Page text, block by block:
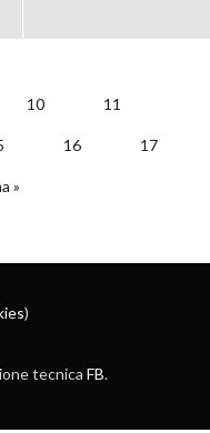
10 11
16 17
»
)
tecnica FB.